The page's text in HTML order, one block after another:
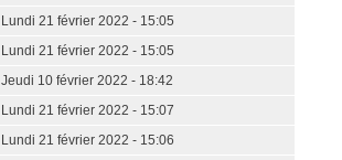
Lundi 21 février 2022 - 15:05
Lundi 21 février 2022 - 15:05
Jeudi 10 février 2022 - 18:42
Lundi 21 février 2022 - 15:07
Lundi 21 février 2022 - 15:06